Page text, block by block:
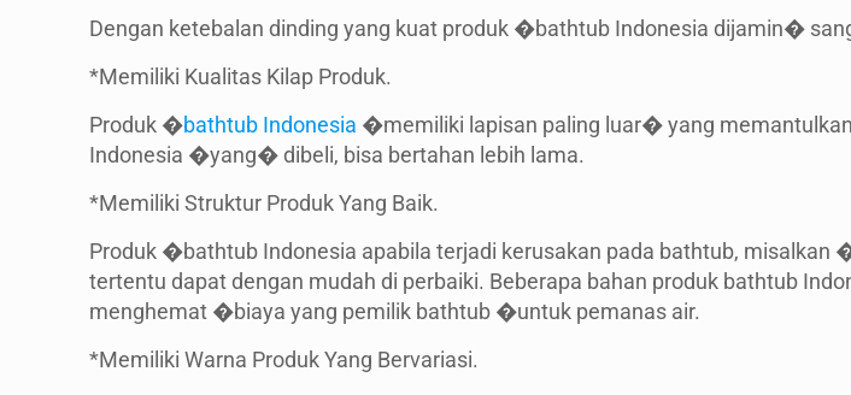
Dengan ketebalan dinding yang kuat produk �bathtub Indonesia dijamin�
*Memiliki Kualitas Kilap Produk.
Produk �bathtub Indonesia �memiliki lapisan paling luar� yang
Indonesia �yang� dibeli, bisa bertahan lebih lama.
*Memiliki Struktur Produk Yang Baik.
Produk �bathtub Indonesia apabila terjadi kerusakan pada bathtub, misalkan
tertentu dapat dengan mudah di perbaiki. Beberapa bahan produk bathtub
menghemat �biaya yang pemilik bathtub �untuk pemanas air.
*Memiliki Warna Produk Yang Bervariasi.